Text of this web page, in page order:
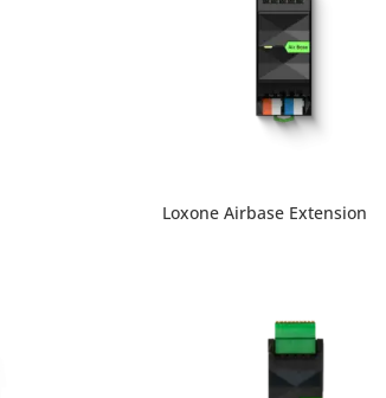
Loxone Airbase Extension